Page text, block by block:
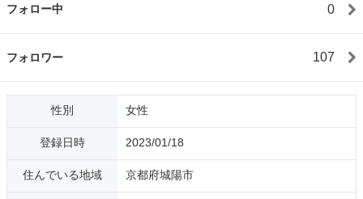
応できます！ 日時:平日18:30以降 土日終日対応可能日あり ★⋰
アプリにも出品しておりますので、急に出品を取りやめる商品も
ございます。ご了承くださいませ！ ⭐️他の商品とまとめ買いされ
る方は値引きさせて頂きますので、コメントお願い致します！ ⭐️
ペット無し、喫煙者無しです！ ⭐新品、未使用と記載のある物も
確認や撮影のため、一度開封しております。ご了承くださいませ
m(_ _)m ⭐海外製品のため箱に凹みがあったり、説明書が日本語
表記でない場合があります。 ⭐個人の不用品としての販売のた
め、メーカー保証は付きません。 最後まで見て下さりありがとう
フォロー中 0
フォロワー 107
性別 女性
登録日時 2023/01/18
住んでいる地域 京都府城陽市